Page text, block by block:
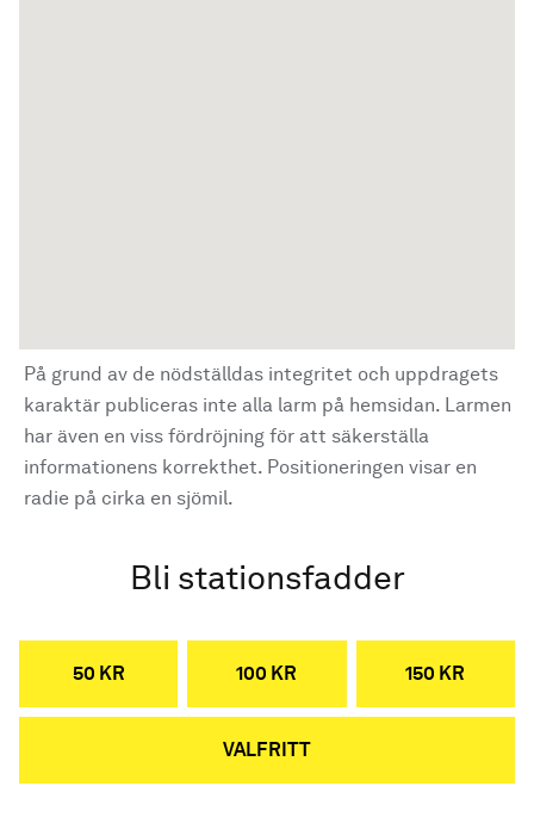
På grund av de nödställdas integritet och uppdragets
karaktär publiceras inte alla larm på hemsidan. Larmen
har även en viss fördröjning för att säkerställa
informationens korrekthet. Positioneringen visar en
radie på cirka en sjömil.
Bli stationsfadder
50 KR 100 KR 150 KR
VALFRITT